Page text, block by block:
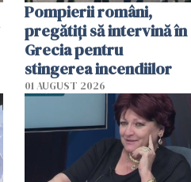
Pompierii români,
pregătiţi să intervină în
Grecia pentru
stingerea incendiilor
01 AUGUST 2026